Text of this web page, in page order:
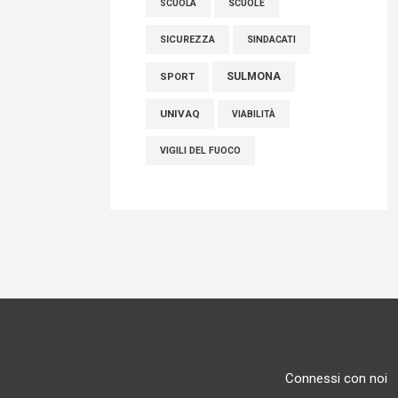
SCUOLA SCUOLE
SICUREZZA SINDACATI
SPORT SULMONA
UNIVAQ VIABILITÀ
VIGILI DEL FUOCO
Connessi con noi